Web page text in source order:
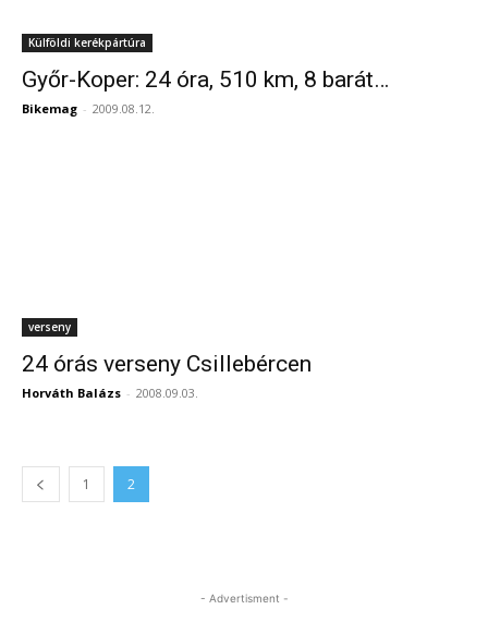
Külföldi kerékpártúra
Győr-Koper: 24 óra, 510 km, 8 barát…
Bikemag - 2009.08.12.
verseny
24 órás verseny Csillebércen
Horváth Balázs - 2008.09.03.
1 2
- Advertisment -